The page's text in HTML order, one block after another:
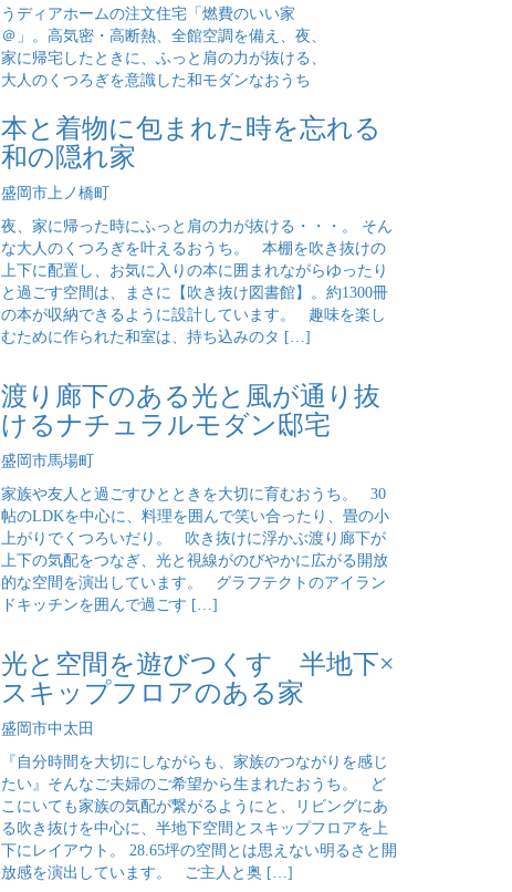
本と着物に包まれた時を忘れる
和の隠れ家
盛岡市上ノ橋町
夜、家に帰った時にふっと肩の力が抜ける・・・。 そん
な大人のくつろぎを叶えるおうち。 本棚を吹き抜けの
上下に配置し、お気に入りの本に囲まれながらゆったり
と過ごす空間は、まさに【吹き抜け図書館】。約1300冊
の本が収納できるように設計しています。 趣味を楽し
むために作られた和室は、持ち込みのタ […]
渡り廊下のある光と風が通り抜
けるナチュラルモダン邸宅
盛岡市馬場町
家族や友人と過ごすひとときを大切に育むおうち。 30
帖のLDKを中心に、料理を囲んで笑い合ったり、畳の小
上がりでくつろいだり。 吹き抜けに浮かぶ渡り廊下が
上下の気配をつなぎ、光と視線がのびやかに広がる開放
的な空間を演出しています。 グラフテクトのアイラン
ドキッチンを囲んで過ごす […]
光と空間を遊びつくす 半地下×
スキップフロアのある家
盛岡市中太田
『自分時間を大切にしながらも、家族のつながりを感じ
たい』そんなご夫婦のご希望から生まれたおうち。 ど
こにいても家族の気配が繋がるようにと、リビングにあ
る吹き抜けを中心に、半地下空間とスキップフロアを上
下にレイアウト。 28.65坪の空間とは思えない明るさと開
放感を演出しています。 ご主人と奥 […]